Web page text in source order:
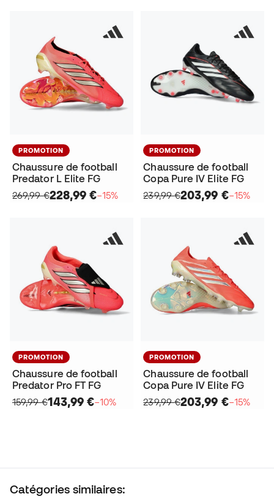
PROMOTION
Chaussure de football
Predator L Elite FG
269,99 €228,99 €−15%
PROMOTION
Chaussure de football
Copa Pure IV Elite FG
239,99 €203,99 €−15%
PROMOTION
Chaussure de football
Predator Pro FT FG
159,99 €143,99 €−10%
PROMOTION
Chaussure de football
Copa Pure IV Elite FG
239,99 €203,99 €−15%
Catégories similaires: